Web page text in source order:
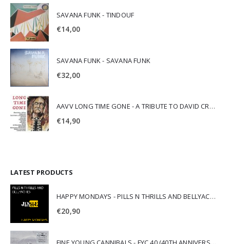
SAVANA FUNK - TINDOUF
€14,00
SAVANA FUNK - SAVANA FUNK
€32,00
AAVV LONG TIME GONE - A TRIBUTE TO DAVID CROSBY
€14,90
LATEST PRODUCTS
HAPPY MONDAYS - PILLS N THRILLS AND BELLYACHES
€20,90